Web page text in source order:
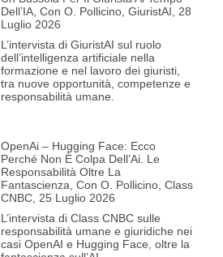
Dell’IA, Con O. Pollicino, GiuristAI, 28
Luglio 2026
L’intervista di GiuristAI sul ruolo
dell’intelligenza artificiale nella
formazione e nel lavoro dei giuristi,
tra nuove opportunità, competenze e
responsabilità umane.
OpenAi – Hugging Face: Ecco
Perché Non È Colpa Dell’Ai. Le
Responsabilità Oltre La
Fantascienza, Con O. Pollicino, Class
CNBC, 25 Luglio 2026
L’intervista di Class CNBC sulle
responsabilità umane e giuridiche nei
casi OpenAI e Hugging Face, oltre la